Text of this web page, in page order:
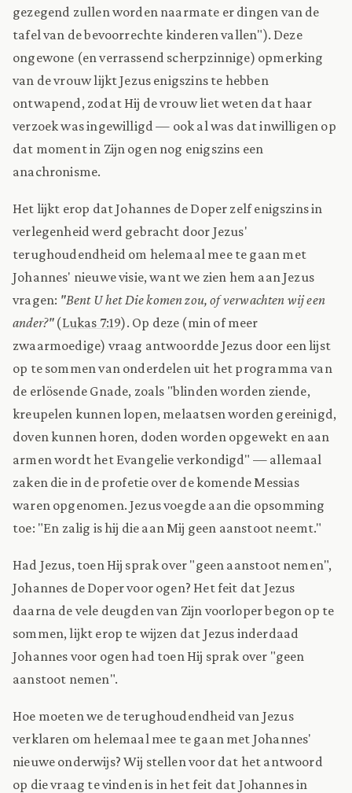
gezegend zullen worden naarmate er dingen van de
tafel van de bevoorrechte kinderen vallen"). Deze
ongewone (en verrassend scherpzinnige) opmerking
van de vrouw lijkt Jezus enigszins te hebben
ontwapend, zodat Hij de vrouw liet weten dat haar
verzoek was ingewilligd — ook al was dat inwilligen op
dat moment in Zijn ogen nog enigszins een
anachronisme.
Het lijkt erop dat Johannes de Doper zelf enigszins in
verlegenheid werd gebracht door Jezus'
terughoudendheid om helemaal mee te gaan met
Johannes' nieuwe visie, want we zien hem aan Jezus
vragen: "Bent U het Die komen zou, of verwachten wij een
ander?"(Lukas 7:19). Op deze (min of meer
zwaarmoedige) vraag antwoordde Jezus door een lijst
op te sommen van onderdelen uit het programma van
de erlösende Gnade, zoals "blinden worden ziende,
kreupelen kunnen lopen, melaatsen worden gereinigd,
doven kunnen horen, doden worden opgewekt en aan
armen wordt het Evangelie verkondigd" — allemaal
zaken die in de profetie over de komende Messias
waren opgenomen. Jezus voegde aan die opsomming
toe: "En zalig is hij die aan Mij geen aanstoot neemt."
Had Jezus, toen Hij sprak over "geen aanstoot nemen",
Johannes de Doper voor ogen? Het feit dat Jezus
daarna de vele deugden van Zijn voorloper begon op te
sommen, lijkt erop te wijzen dat Jezus inderdaad
Johannes voor ogen had toen Hij sprak over "geen
aanstoot nemen".
Hoe moeten we de terughoudendheid van Jezus
verklaren om helemaal mee te gaan met Johannes'
nieuwe onderwijs? Wij stellen voor dat het antwoord
op die vraag te vinden is in het feit dat Johannes in